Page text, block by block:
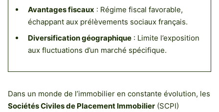
Avantages fiscaux : Régime fiscal favorable,
échappant aux prélèvements sociaux français.
Diversification géographique: Limite l’exposition
aux fluctuations d’un marché spécifique.
Dans un monde de l’immobilier en constante évolution, les
Sociétés Civiles de Placement Immobilier (SCPI)